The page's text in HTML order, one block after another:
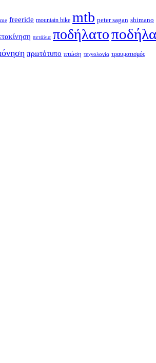
freeride mountain bike mtb peter sagan shimano
πετάλια ποδήλατο
πρωτότυπο πτώση τεχνολογία τραυματισμός